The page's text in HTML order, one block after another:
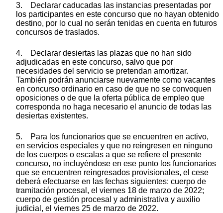
3. Declarar caducadas las instancias presentadas por
los participantes en este concurso que no hayan obtenido
destino, por lo cual no serán tenidas en cuenta en futuros
concursos de traslados.
4. Declarar desiertas las plazas que no han sido
adjudicadas en este concurso, salvo que por
necesidades del servicio se pretendan amortizar.
También podrán anunciarse nuevamente como vacantes
en concurso ordinario en caso de que no se convoquen
oposiciones o de que la oferta pública de empleo que
corresponda no haga necesario el anuncio de todas las
desiertas existentes.
5. Para los funcionarios que se encuentren en activo,
en servicios especiales y que no reingresen en ninguno
de los cuerpos o escalas a que se refiere el presente
concurso, no incluyéndose en ese punto los funcionarios
que se encuentren reingresados provisionales, el cese
deberá efectuarse en las fechas siguientes: cuerpo de
tramitación procesal, el viernes 18 de marzo de 2022;
cuerpo de gestión procesal y administrativa y auxilio
judicial, el viernes 25 de marzo de 2022.